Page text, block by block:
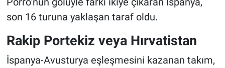
son 16 turuna yaklaşan taraf oldu.
Rakip Portekiz veya Hırvatistan
İspanya-Avusturya eşleşmesini kazanan takım,